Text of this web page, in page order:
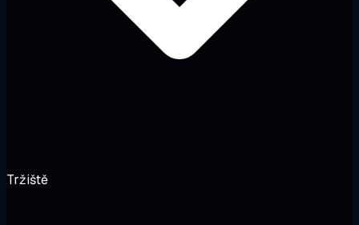
Tržiště